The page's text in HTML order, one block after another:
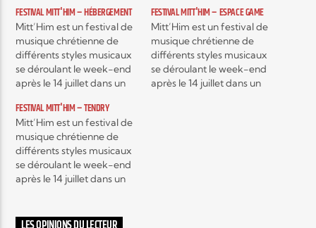
Elyon Kids
FESTIVAL MITT'HIM – HÉBERGEMENT
Mitt’Him est un festival de
musique chrétienne de
différents styles musicaux
se déroulant le week-end
après le 14 juillet dans un
Mittersheim en Moselle.
Chaque année, c’est plus
de 2000 personnes venus
des quatre coins de la
France et des pays
limitrophes qui participent
FESTIVAL MITT'HIM – ESPACE GAME
Mitt’Him est un festival de
musique chrétienne de
différents styles musicaux
se déroulant le week-end
après le 14 juillet dans un
FESTIVAL MITT'HIM – TENDRY
Mitt’Him est un festival de
musique chrétienne de
différents styles musicaux
se déroulant le week-end
après le 14 juillet dans un
Chaque année, c’est plus